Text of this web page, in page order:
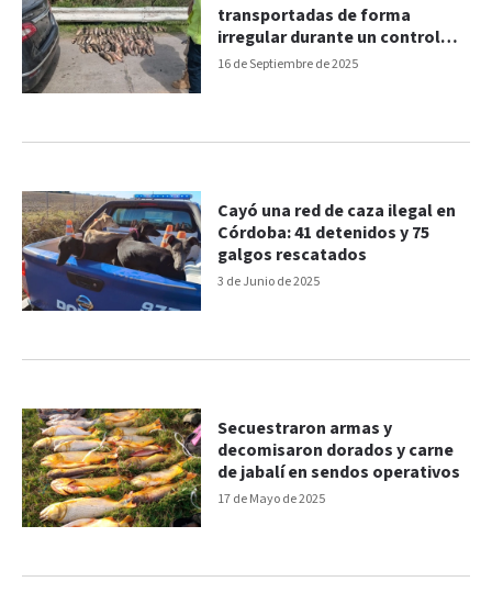
16 de Septiembre de 2025
transportadas de forma
irregular durante un control
vial
3 de Junio de 2025
Cayó una red de caza ilegal en
Córdoba: 41 detenidos y 75
galgos rescatados
17 de Mayo de 2025
Secuestraron armas y
decomisaron dorados y carne
de jabalí en sendos operativos